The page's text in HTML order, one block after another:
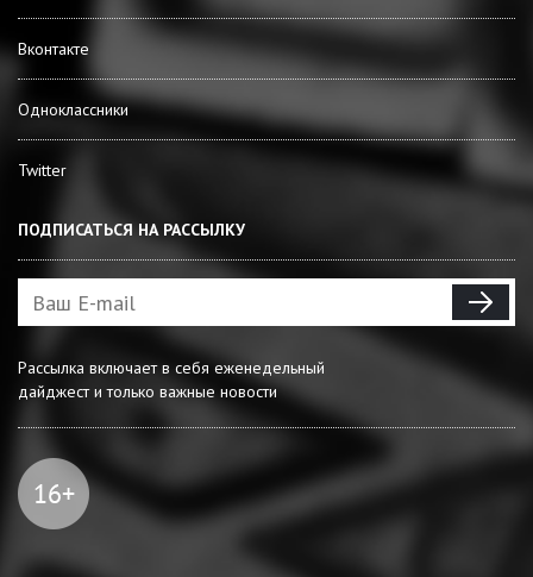
Вконтакте
Одноклассники
Twitter
ПОДПИСАТЬСЯ НА РАССЫЛКУ
Рассылка включает в себя еженедельный
дайджест и только важные новости